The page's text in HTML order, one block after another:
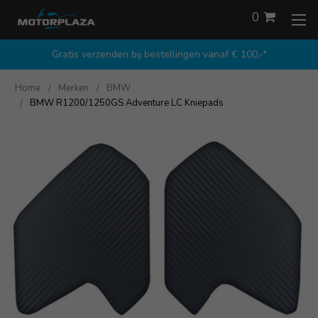
Gratis verzenden bij bestellingen vanaf € 100,-*
0
Home Merken
BMW
BMW R1200/1250GS Adventure LC Kniepads